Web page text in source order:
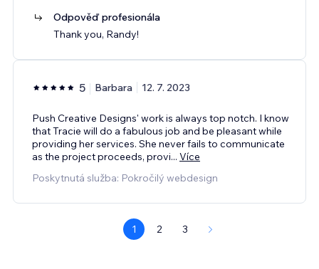
Odpověď profesionála
Thank you, Randy!
5 Barbara 12. 7. 2023
Push Creative Designs' work is always top notch. I know
that Tracie will do a fabulous job and be pleasant while
providing her services. She never fails to communicate
as the project proceeds, provi... Více
Poskytnutá služba: Pokročilý webdesign
1 2 3